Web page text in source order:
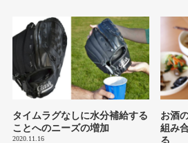
タイムラグなしに水分補給する
ことへのニーズの増加
2020.11.16
お酒
組み
る